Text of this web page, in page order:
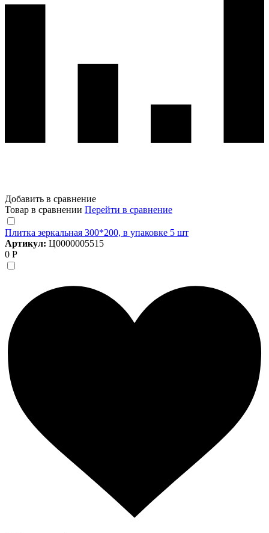
Добавить в сравнение
Товар в сравнении Перейти в сравнение
Плитка зеркальная 300*200, в упаковке 5 шт
Артикул: Ц0000005515
0 Р